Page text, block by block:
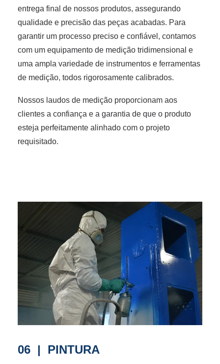
entrega final de nossos produtos, assegurando
qualidade e precisão das peças acabadas. Para
garantir um processo preciso e confiável, contamos
com um equipamento de medição tridimensional e
uma ampla variedade de instrumentos e ferramentas
de medição, todos rigorosamente calibrados.
Nossos laudos de medição proporcionam aos
clientes a confiança e a garantia de que o produto
esteja perfeitamente alinhado com o projeto
requisitado.
06 | PINTURA